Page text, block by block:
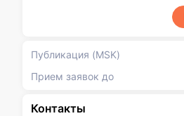
Публикация (MSK)
Прием заявок до
Контакты